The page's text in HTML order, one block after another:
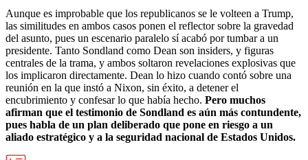
Aunque es improbable que los republicanos se le volteen a Trump,
las similitudes en ambos casos ponen el reflector sobre la gravedad
del asunto, pues un escenario paralelo sí acabó por tumbar a un
presidente. Tanto Sondland como Dean son insiders, y figuras
centrales de la trama, y ambos soltaron revelaciones explosivas que
los implicaron directamente. Dean lo hizo cuando contó sobre una
reunión en la que instó a Nixon, sin éxito, a detener el
encubrimiento y confesar lo que había hecho. Pero muchos
afirman que el testimonio de Sondland es aún más contundente,
pues habla de un plan deliberado que pone en riesgo a un
aliado estratégico y a la seguridad nacional de Estados Unidos.